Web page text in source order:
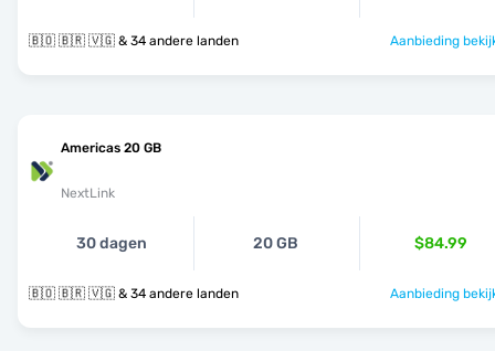
🇧🇴 🇧🇷 🇻🇬 & 34 andere landen Aanbieding
Americas 20 GB
NextLink
30 dagen 20 GB $84.99
🇧🇴 🇧🇷 🇻🇬 & 34 andere landen Aanbieding